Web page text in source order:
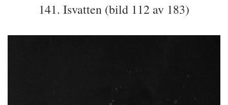
141. Isvatten (bild 112 av 183)